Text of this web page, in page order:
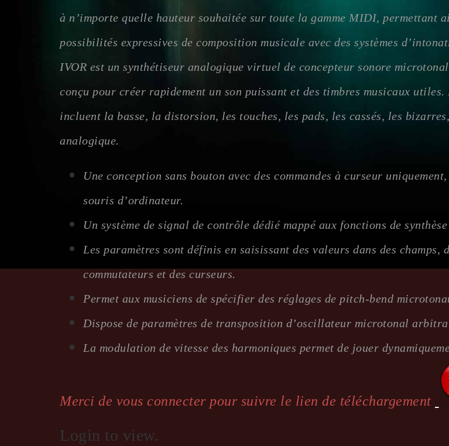
à n’importe quelle hauteur souhaitée sur toute la gamme MIDI, permettant
possibilités expressives de composition musicale avec des systèmes
IVOR est un synthétiseur analogique virtuel de concepteur sonore
conçu pour créer rapidement un son puissant et des timbres musicaux
incluent la basse, la distorsion, les touches, les pads, les cassés, les
analogique.
Une conception sans bouton avec des commandes à curseur
souris d’ordinateur.
Un système de signal de contrôle dédié mappé aux fonctions de
Les paramètres sont définis en saisissant des valeurs dans des
commutateurs et des curseurs.
Permet aux musiciens de spécifier des réglages de pitch-bend
Dispose de paramètres de transposition d’oscillateur microtonal
La modulation de vitesse des harmoniques permet de jouer
Merci de vous connecter pour suivre le lien de téléchargement
Login to view.